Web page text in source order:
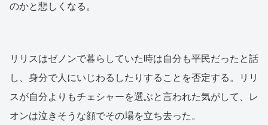
のかと悲しくなる。
リリスはゼノンで暮らしていた時は自分も平民だったと話
し、身分で人にいじわるしたりすることを否定する。リリ
スが自分よりもチェシャーを選ぶと言われた気がして、レ
オンは泣きそうな顔でその場を立ち去った。